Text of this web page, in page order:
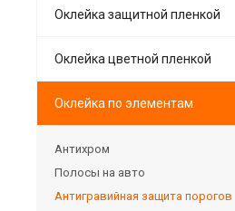
Оклейка защитной пленкой
Оклейка цветной пленкой
Оклейка по элементам
Антихром
Полосы на авто
Антигравийная защита порогов